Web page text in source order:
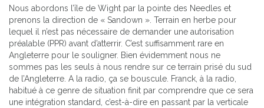
Nous abordons l’île de Wight par la pointe des Needles et
prenons la direction de « Sandown ». Terrain en herbe pour
lequel il n’est pas nécessaire de demander une autorisation
préalable (PPR) avant d’atterrir. C’est suffisamment rare en
Angleterre pour le souligner. Bien évidemment nous ne
sommes pas les seuls à nous rendre sur ce terrain prisé du sud
de l’Angleterre. A la radio, ça se bouscule. Franck, à la radio,
habitué à ce genre de situation finit par comprendre que ce sera
une intégration standard, c’est-à-dire en passant par la verticale